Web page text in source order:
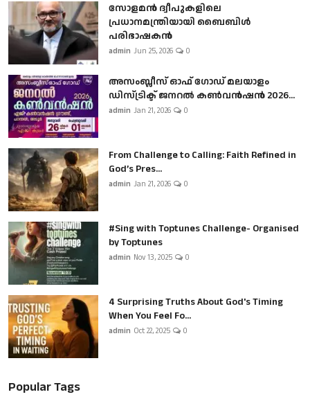
സോളമൻ ദ്വീപുകളിലെ
പ്രധാനമന്ത്രിയായി ബൈബിൾ
പരിഭാഷകൻ
admin Jun 25, 2026 0
അസംബ്ലീസ് ഓഫ് ഗോഡ് മലയാളം
ഡിസ്ട്രിക്ട് ജനറൽ കൺവൻഷൻ 2026...
admin Jan 21, 2026 0
From Challenge to Calling: Faith Refined in
God’s Pres...
admin Jan 21, 2026 0
#Sing with Toptunes Challenge- Organised
by Toptunes
admin Nov 13, 2025 0
4 Surprising Truths About God's Timing
When You Feel Fo...
admin Oct 22, 2025 0
Popular Tags